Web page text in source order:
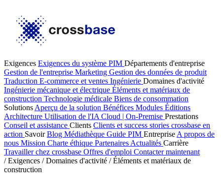
Exigences Exigences du système PIM Départements d'entreprise
Gestion de l'entreprise Marketing Gestion des données de produit
Traduction E-commerce et ventes Ingénierie Domaines d'activité
Ingénierie mécanique et électrique Éléments et matériaux de
construction Technologie médicale Biens de consommation
Solutions Aperçu de la solution Bénéfices Modules Éditions
Architecture Utilisation de l'IA Cloud | On-Premise Prestations
Conseil et assistance Clients Clients et success stories crossbase en
action SavoirBlog Médiathèque Guide PIM Entreprise A propos de
nous Mission Charte éthique Partenaires Actualités Carrière
Travailler chez crossbase Offres d'emploi Contacter maintenant
/ Exigences / Domaines d'activité / Éléments et matériaux de
construction